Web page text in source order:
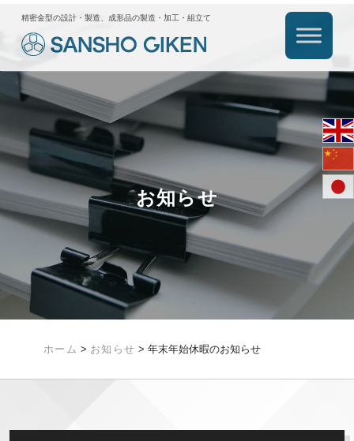
精密金型の設計・製造、成形品の製造・加工・組立て
お知らせ
ホーム > お知らせ >年末年始休暇のお知らせ